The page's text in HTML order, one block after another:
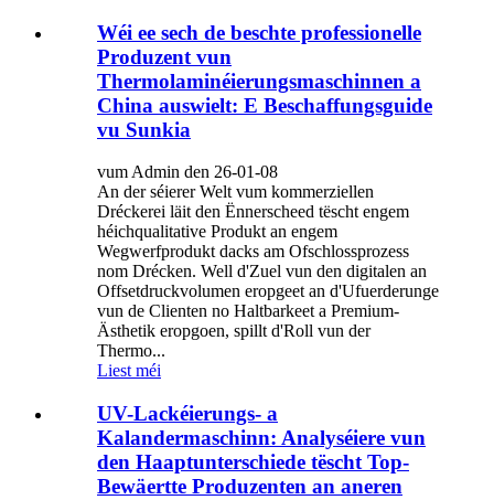
Wéi ee sech de beschte professionelle
Produzent vun
Thermolaminéierungsmaschinnen a
China auswielt: E Beschaffungsguide
vu Sunkia
vum Admin den 26-01-08
An der séierer Welt vum kommerziellen
Dréckerei läit den Ënnerscheed tëscht engem
héichqualitative Produkt an engem
Wegwerfprodukt dacks am Ofschlossprozess
nom Drécken. Well d'Zuel vun den digitalen an
Offsetdruckvolumen eropgeet an d'Ufuerderunge
vun de Clienten no Haltbarkeet a Premium-
Ästhetik eropgoen, spillt d'Roll vun der
Thermo...
Liest méi
UV-Lackéierungs- a
Kalandermaschinn: Analyséiere vun
den Haaptunterschiede tëscht Top-
Bewäertte Produzenten an aneren